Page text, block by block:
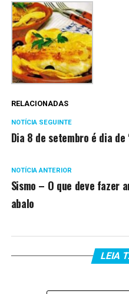
RELACIONADAS
NOTÍCIA SEGUINTE
Dia 8 de setembro é dia
NOTÍCIA ANTERIOR
Sismo – O que deve fazer
abalo
LEIA